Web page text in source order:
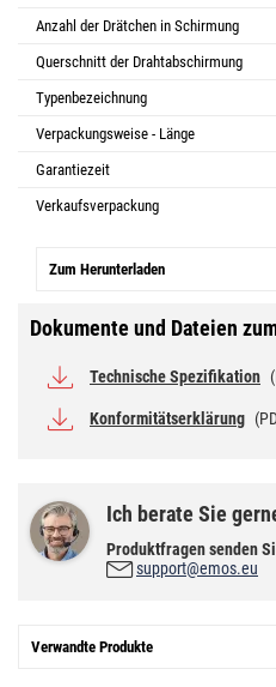
Anzahl der Drätchen in Schirmung
Querschnitt der Drahtabschirmung
Typenbezeichnung
Verpackungsweise - Länge
Garantiezeit
Verkaufsverpackung
Zum Herunterladen
Dokumente und Dateien
Technische Spezifikation
Konformitätserklärung
Ich berate Sie
Produktfragen senden
support@emos.eu
Verwandte Produkte